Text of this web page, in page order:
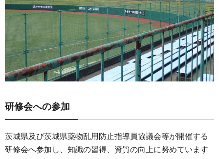
研修会への参加
茨城県及び茨城県薬物乱用防止指導員協議会等が開催する
研修会へ参加し、知識の習得、資質の向上に努めています